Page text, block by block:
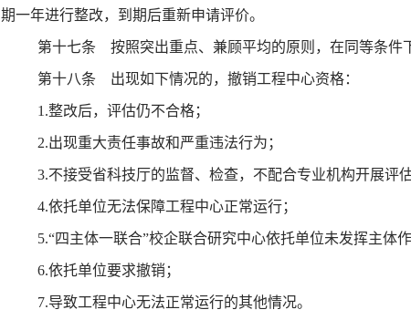
期一年进行整改，到期后重新申请评价。
第十七条 按照突出重点、兼顾平均的原则，在同等条件
第十八条 出现如下情况的，撤销工程中心资格：
1.整改后，评估仍不合格；
2.出现重大责任事故和严重违法行为；
3.不接受省科技厅的监督、检查，不配合专业机构开展评估
4.依托单位无法保障工程中心正常运行；
5.“四主体一联合”校企联合研究中心依托单位未发挥主体作
6.依托单位要求撤销；
7.导致工程中心无法正常运行的其他情况。